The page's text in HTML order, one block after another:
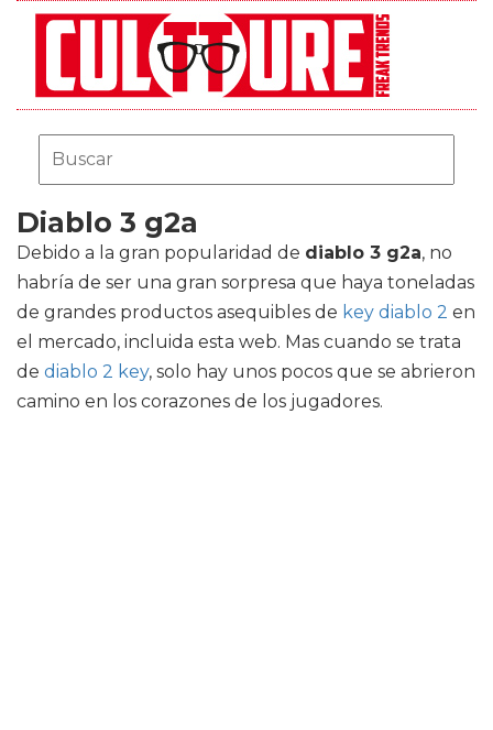
Diablo 3 g2a
Debido a la gran popularidad de diablo 3 g2a, no
habría de ser una gran sorpresa que haya toneladas
de grandes productos asequibles de key diablo 2 en
el mercado, incluida esta web. Mas cuando se trata
de diablo 2 key, solo hay unos pocos que se abrieron
camino en los corazones de los jugadores.